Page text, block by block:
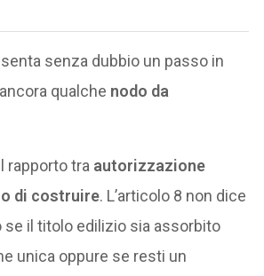
senza dubbio un passo in
qualche nodo da
rapporto tra autorizzazione
di costruire. L’articolo 8 non dice
il titolo edilizio sia assorbito
unica oppure se resti un